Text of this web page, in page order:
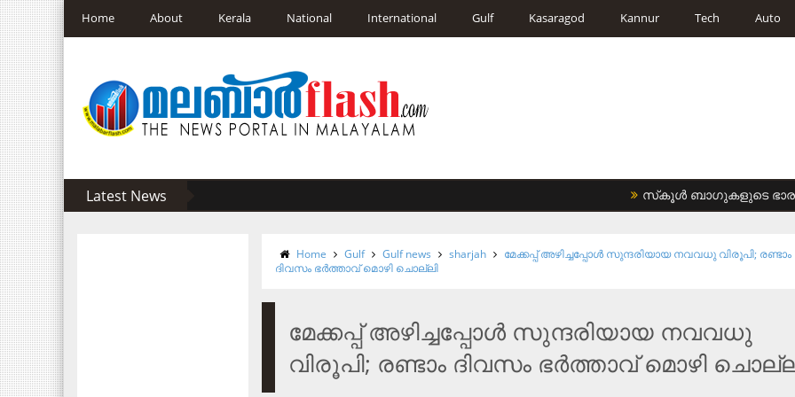
Home About Kerala National International Gulf Kasaragod Kannur Tech Auto
Latest News സ്‌കൂള്‍ ബാഗുകളുടെ ഭാരം
Home Gulf Gulf news sharjah
മേക്കപ്പ് അഴിച്ചപ്പോള്‍ സുന്ദരിയായ നവവധു വിരൂപി; രണ്ടാം
ദിവസം ഭര്‍ത്താവ് മൊഴി ചൊല്ലി
മേക്കപ്പ് അഴിച്ചപ്പോള്‍ സുന്ദരിയായ നവവധു
വിരൂപി; രണ്ടാം ദിവസം ഭര്‍ത്താവ് മൊഴി